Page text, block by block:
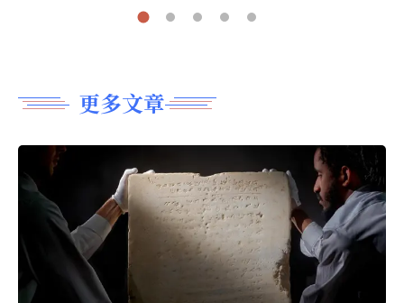
更多文章